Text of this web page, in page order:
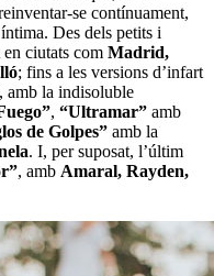
se contínuament,
Des dels petits i
en ciutats com Madrid,
; fins a les versions d’infart
, amb la indisoluble
, “Ultramar” amb
de Golpes” amb la
. I, per suposat, l’últim
, amb Amaral, Rayden,